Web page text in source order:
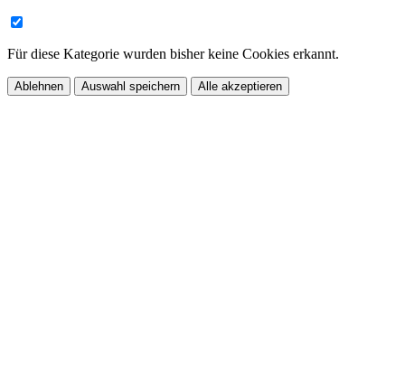
Für diese Kategorie wurden bisher keine Cookies erkannt.
Ablehnen Auswahl speichern Alle akzeptieren